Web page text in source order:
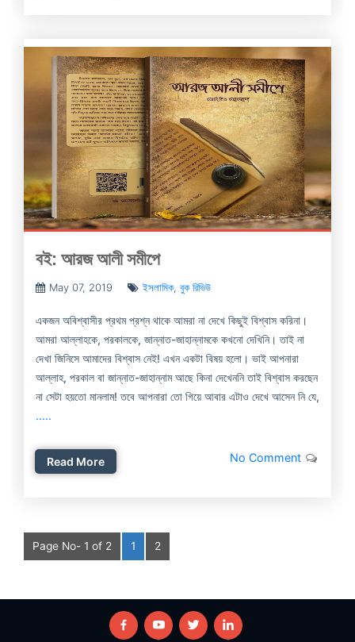
বই: আরজ আলী সমীপে
May 07, 2019 ইসলামিক, বুক রিভিউ
একজন অবিশ্বাসীর প্রথম প্রশ্ন থাকে আমরা না দেখে কিছুই বিশ্বাস করিনা।
আমরা আল্লাহকে, পরকালকে, জান্নাত-জাহান্নামকে কখনো দেখিনি। তাই না
দেখা জিনিসে আমাদের বিশ্বাস নেই! এখন একটা বিষয় হলো। ভাই আপনারা
আল্লাহ, পরকাল বা জান্নাত-জাহান্নাম আছে কিনা দেখেননি তাই বিশ্বাস করছেন
না সেটা হয়তো মানলাম! তবে আপনারা তো গিয়ে আবার এটাও দেখে আসেন নি যে,
.....
Read More No Comment
Page No- 1 of 2 1 2